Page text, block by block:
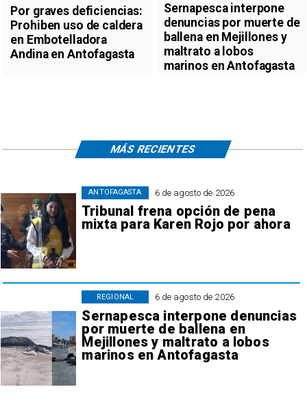
Por graves deficiencias:
Prohiben uso de caldera
en Embotelladora
Andina en Antofagasta
Sernapesca interpone
denuncias por muerte de
ballena en Mejillones y
maltrato a lobos
marinos en Antofagasta
6 de agosto de 2026
Tribunal frena opción de pena
mixta para Karen Rojo por ahora
ANTOFAGASTA
6 de agosto de 2026
Sernapesca interpone denuncias
por muerte de ballena en
Mejillones y maltrato a lobos
marinos en Antofagasta
REGIONAL
MÁS RECIENTES